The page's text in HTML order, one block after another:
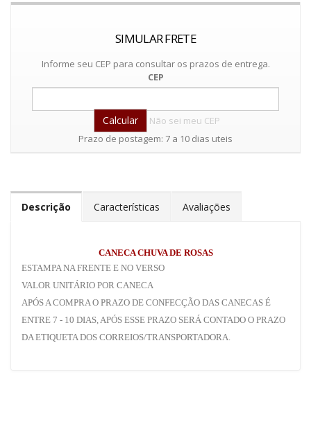
SIMULAR FRETE
Informe seu CEP para consultar os prazos de entrega.
CEP
Não sei meu CEP
Prazo de postagem: 7 a 10 dias uteis
Descrição Características Avaliações
CANECA CHUVA DE ROSAS
ESTAMPA NA FRENTE E NO VERSO
VALOR UNITÁRIO POR CANECA
APÓS A COMPRA O PRAZO DE CONFECÇÃO DAS CANECAS É
ENTRE 7 - 10 DIAS, APÓS ESSE PRAZO SERÁ CONTADO O PRAZO
DA ETIQUETA DOS CORREIOS/TRANSPORTADORA.